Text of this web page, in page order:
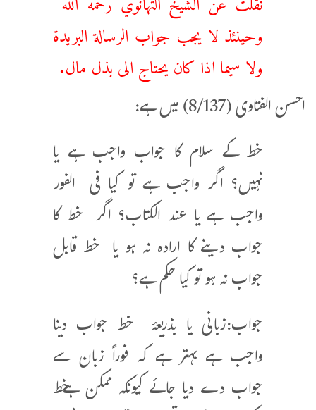
وحينئذ لا يجب جواب الرسالة البريدة
ولا سيما اذا كان يحتاج الى بذل مال.
احسن الفتاویٰ (8/137) میں ہے:
خط کے سلام کا جواب واجب ہے یا
نہیں؟ اگر واجب ہے تو کیا فی الفور
واجب ہے یا عند الکتاب؟ اگر خط کا
جواب دینے کا ارادہ نہ ہو یا خط قابل
جواب نہ ہو تو کیا حکم ہے؟
جواب:زبانی یا بذریعۂ خط جواب دینا
واجب ہے بہتر ہے کہ فوراً زبان سے
جواب دے دیا جائے کیونکہ ممکن ہےخط